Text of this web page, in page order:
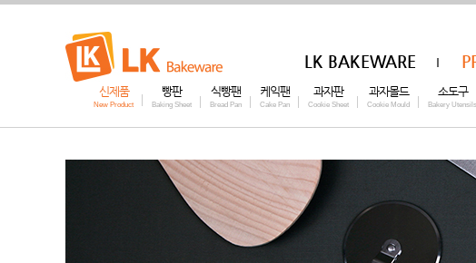
LK BAKEWARE
신제품
New Product
빵판
Baking Sheet
식빵팬
Bread Pan
케익팬
Cake Pan
과자판
Cookie Sheet
과자몰드
Cookie Mould
소도구
Bakery Utensils